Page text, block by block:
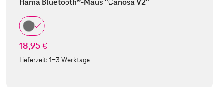
Hama Bluetooth®-Maus "Canosa V2"
18,95 €
Lieferzeit:1-3 Werktage